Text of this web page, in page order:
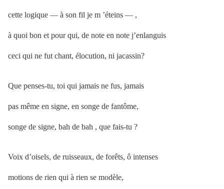
cette logique — à son fil je m ’éteins — ,
à quoi bon et pour qui, de note en note j’enlanguis
ceci qui ne fut chant, élocution, ni jacassin?
Que penses-tu, toi qui jamais ne fus, jamais
pas même en signe, en songe de fantôme,
songe de signe, bah de bah , que fais-tu ?
Voix d’oisels, de ruisseaux, de forêts, ô intenses
motions de rien qui à rien se modèle,